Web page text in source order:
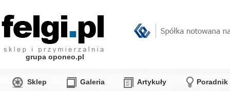
grupa oponeo.pl
Sklep Galeria Artykuły Poradnik